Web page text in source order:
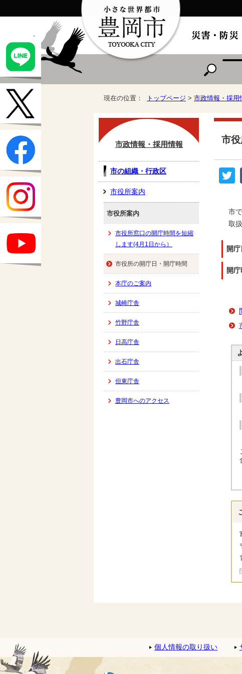
現在の位置： トップページ > 市政情報・採用
市
市で
取扱
開庁
開庁
市政情報・採用情報
市の組織・行政区
市役所案内
市役所案内
市役所窓口の開庁時間を短縮
します(4月1日から）
市役所の開庁日・開庁時間
本庁のご案内
城崎庁舎
竹野庁舎
日高庁舎
出石庁舎
但東庁舎
豊岡市へのアクセス
個人情報の取り扱い